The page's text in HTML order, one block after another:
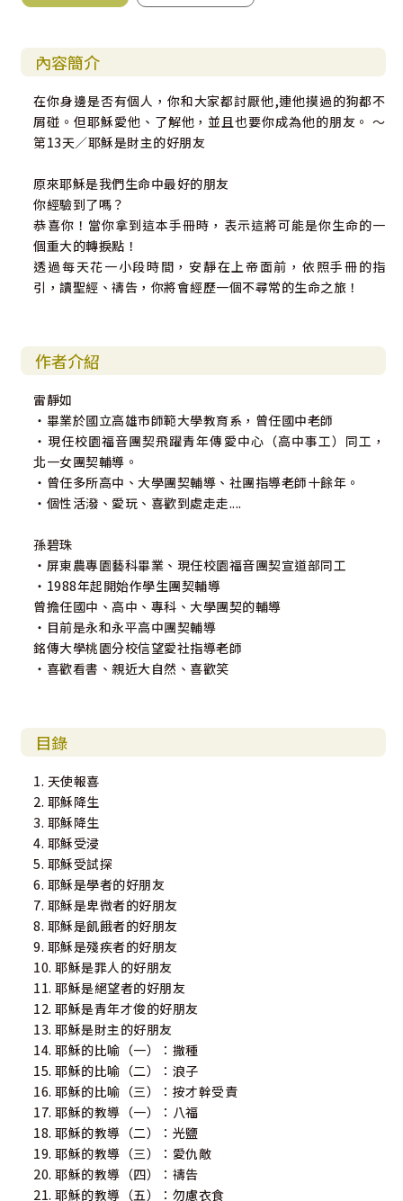
內容簡介
在你身邊是否有個人，你和大家都討厭他,連他摸過的狗都不
屑碰。但耶穌愛他、了解他，並且也要你成為他的朋友。 ～
第13天／耶穌是財主的好朋友
原來耶穌是我們生命中最好的朋友
你經驗到了嗎？
恭喜你！當你拿到這本手冊時，表示這將可能是你生命的一
個重大的轉捩點！
透過每天花一小段時間，安靜在上帝面前，依照手冊的指
引，讀聖經、禱告，你將會經歷一個不尋常的生命之旅！
作者介紹
雷靜如
‧畢業於國立高雄市師範大學教育系，曾任國中老師
‧現任校園福音團契飛躍青年傳愛中心（高中事工）同工，
北一女團契輔導。
‧曾任多所高中、大學團契輔導、社團指導老師十餘年。
‧個性活潑、愛玩、喜歡到處走走....
孫碧珠
‧屏東農專園藝科畢業、現任校園福音團契宣道部同工
‧1988年起開始作學生團契輔導
曾擔任國中、高中、專科、大學團契的輔導
‧目前是永和永平高中團契輔導
銘傳大學桃園分校信望愛社指導老師
‧喜歡看書、親近大自然、喜歡笑
目錄
1. 天使報喜
2. 耶穌降生
3. 耶穌降生
4. 耶穌受浸
5. 耶穌受試探
6. 耶穌是學者的好朋友
7. 耶穌是卑微者的好朋友
8. 耶穌是飢餓者的好朋友
9. 耶穌是殘疾者的好朋友
10. 耶穌是罪人的好朋友
11. 耶穌是絕望者的好朋友
12. 耶穌是青年才俊的好朋友
13. 耶穌是財主的好朋友
14. 耶穌的比喻（一）：撒種
15. 耶穌的比喻（二）：浪子
16. 耶穌的比喻（三）：按才幹受責
17. 耶穌的教導（一）：八福
18. 耶穌的教導（二）：光鹽
19. 耶穌的教導（三）：愛仇敵
20. 耶穌的教導（四）：禱告
21. 耶穌的教導（五）：勿慮衣食